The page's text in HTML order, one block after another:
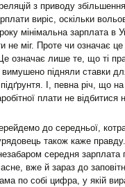
з приводу
виріс, оскільки
мінімальна зарплата в
міг. Проте чи означає це
означає лише те, що ті
підняли ставки
І, певна річ, що на
плати не відбитися
до середньої,
також каже
середня зарплата
вже й зараз до
по собі цифра, у якій